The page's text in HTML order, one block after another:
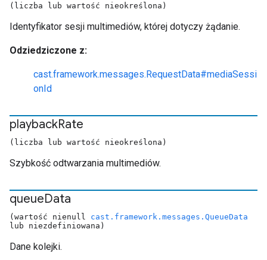
(liczba lub wartość nieokreślona)
Identyfikator sesji multimediów, której dotyczy żądanie.
Odziedziczone z:
cast.framework.messages.RequestData#mediaSessi
onId
playbackRate
(liczba lub wartość nieokreślona)
Szybkość odtwarzania multimediów.
queueData
(wartość nienull cast.framework.messages.QueueData
lub niezdefiniowana)
Dane kolejki.